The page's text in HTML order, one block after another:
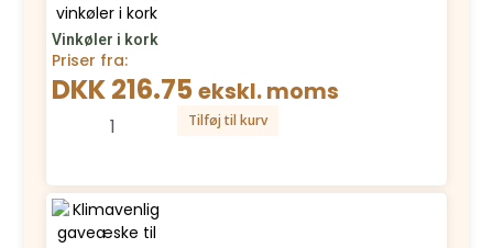
Vinkøler i kork
Priser fra:
DKK 216.75ekskl. moms
Tilføj til kurv